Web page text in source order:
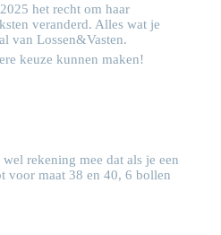
het recht om haar
veranderd. Alles wat je
van Lossen&Vasten.
keuze kunnen maken!
rekening mee dat als je een
voor maat 38 en 40, 6 bollen